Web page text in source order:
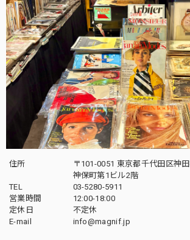
住所
〒101-0051 東京都千代田区神
神保町第1ビル2階
TEL
03-5280-5911
営業時間
12:00-18:00
定休日
不定休
E-mail
info@magnif.jp